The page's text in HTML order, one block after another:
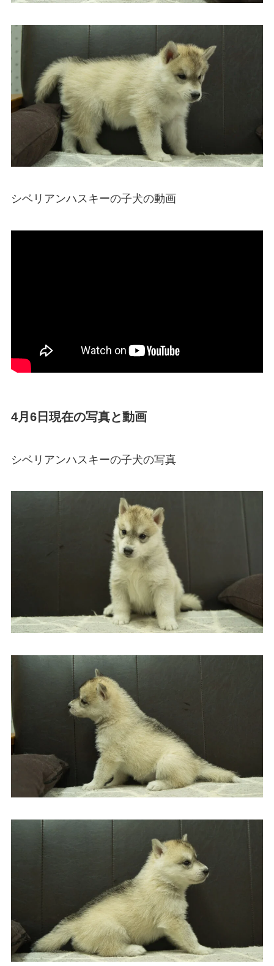
シベリアンハスキーの子犬の動画
4月6日現在の写真と動画
シベリアンハスキーの子犬の写真